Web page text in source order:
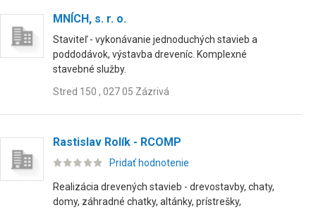
MNÍCH, s. r. o.
Staviteľ - vykonávanie jednoduchých stavieb a
poddodávok, výstavba dreveníc. Komplexné
stavebné služby.
Stred 150 , 027 05 Zázrivá
Rastislav Rolík - RCOMP
Pridať hodnotenie
Realizácia drevených stavieb - drevostavby, chaty,
domy, záhradné chatky, altánky, prístrešky,